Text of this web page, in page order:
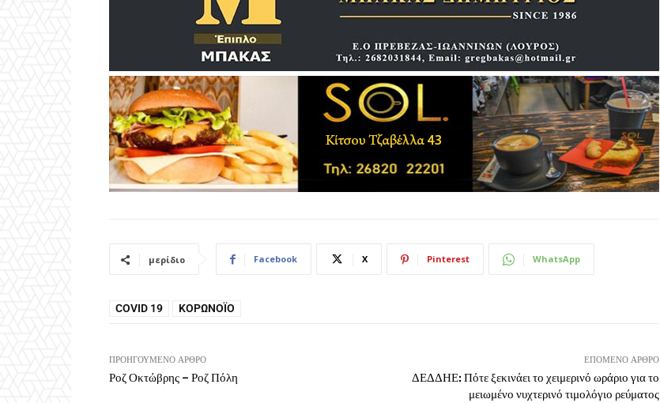
μερίδιο Facebook X Pinterest WhatsApp
COVID 19 ΚΟΡΩΝΟΪΌ
ΠΡΟΗΓΟΎΜΕΝΟ ΆΡΘΡΟ
Ροζ Οκτώβρης – Ροζ Πόλη
ΕΠΌΜΕΝΟ ΆΡΘΡΟ
ΔΕΔΔΗΕ: Πότε ξεκινάει το χειμερινό ωράριο για το
μειωμένο νυχτερινό τιμολόγιο ρεύματος